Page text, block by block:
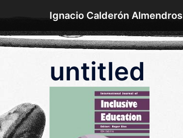
al
contenido
Ignacio Calderón Almendros
untitled